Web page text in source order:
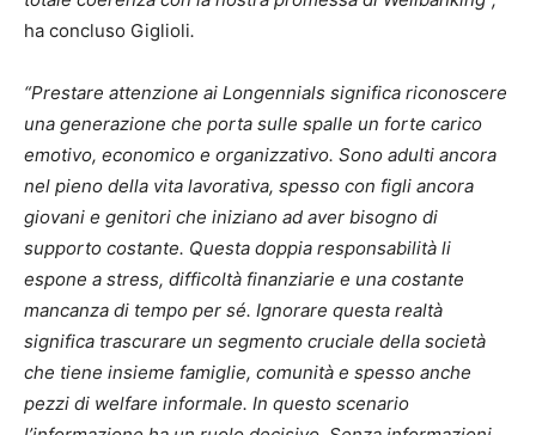
ha concluso Giglioli.
“Prestare attenzione ai Longennials significa riconoscere
una generazione che porta sulle spalle un forte carico
emotivo, economico e organizzativo. Sono adulti ancora
nel pieno della vita lavorativa, spesso con figli ancora
giovani e genitori che iniziano ad aver bisogno di
supporto costante. Questa doppia responsabilità li
espone a stress, difficoltà finanziarie e una costante
mancanza di tempo per sé. Ignorare questa realtà
significa trascurare un segmento cruciale della società
che tiene insieme famiglie, comunità e spesso anche
pezzi di welfare informale. In questo scenario